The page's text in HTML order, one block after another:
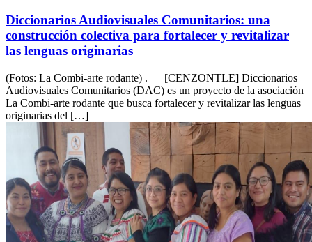
Diccionarios Audiovisuales Comunitarios: una
construcción colectiva para fortalecer y revitalizar
las lenguas originarias
(Fotos: La Combi-arte rodante) . [CENZONTLE] Diccionarios
Audiovisuales Comunitarios (DAC) es un proyecto de la asociación
La Combi-arte rodante que busca fortalecer y revitalizar las lenguas
originarias del […]